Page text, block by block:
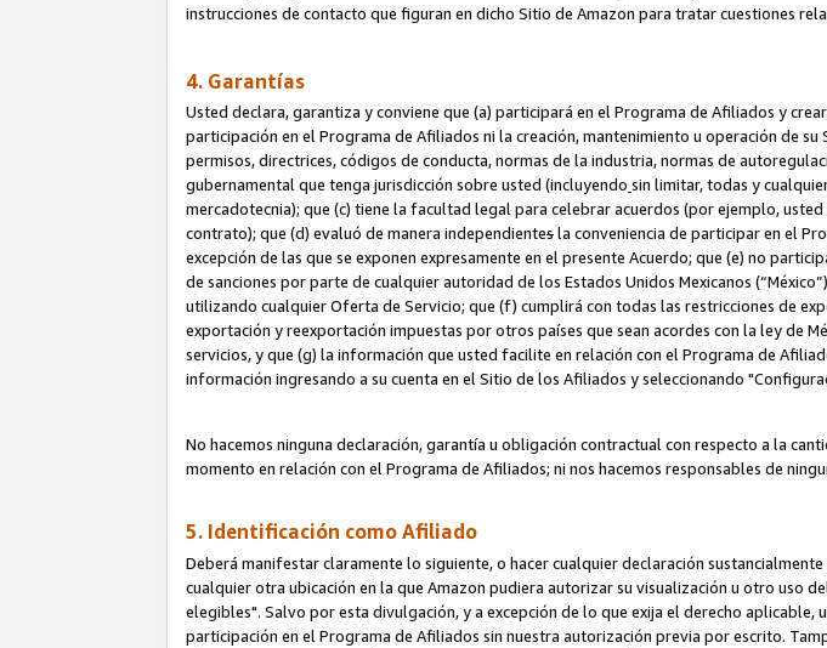
instrucciones de contacto que figuran en dicho Sitio de Amazon para tratar cuestiones
4. Garantías
Usted declara, garantiza y conviene que (a) participará en el Programa de Afiliados y
participación en el Programa de Afiliados ni la creación, mantenimiento u operación de
permisos, directrices, códigos de conducta, normas de la industria, normas de
gubernamental que tenga jurisdicción sobre usted (incluyendo sin limitar, todas y
mercadotecnia); que (c) tiene la facultad legal para celebrar acuerdos (por ejemplo,
contrato); que (d) evaluó de manera independientesla conveniencia de participar en el
excepción de las que se exponen expresamente en el presente Acuerdo; que (e) no
de sanciones por parte de cualquier autoridad de los Estados Unidos Mexicanos
utilizando cualquier Oferta de Servicio; que (f) cumplirá con todas las restricciones de
exportación y reexportación impuestas por otros países que sean acordes con la ley de
servicios, y que (g) la información que usted facilite en relación con el Programa de
información ingresando a su cuenta en el Sitio de los Afiliados y seleccionando
No hacemos ninguna declaración, garantía u obligación contractual con respecto a la
momento en relación con el Programa de Afiliados; ni nos hacemos responsables de
5. Identificación como Afiliado
Deberá manifestar claramente lo siguiente, o hacer cualquier declaración
cualquier otra ubicación en la que Amazon pudiera autorizar su visualización u otro uso
elegibles". Salvo por esta divulgación, y a excepción de lo que exija el derecho aplicable,
participación en el Programa de Afiliados sin nuestra autorización previa por escrito.